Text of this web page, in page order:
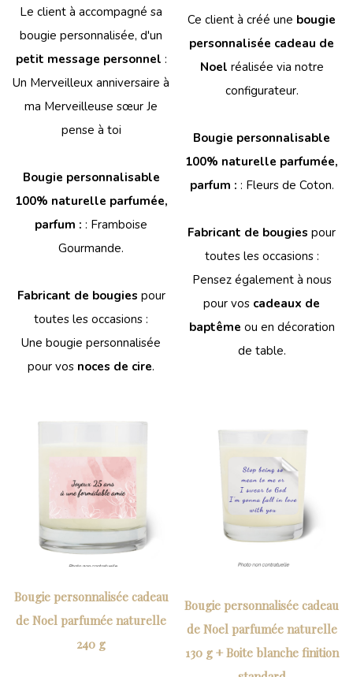
Le client à accompagné sa
bougie personnalisée, d'un
petit message personnel :
Un Merveilleux anniversaire à
ma Merveilleuse sœur Je
pense à toi
Bougie personnalisable
100% naturelle parfumée,
parfum :: Framboise
Gourmande.
Fabricant de bougies pour
toutes les occasions :
Une bougie personnalisée
pour vos noces de cire.
Ce client à créé une bougie
personnalisée cadeau de
Noel réalisée via notre
configurateur.
Bougie personnalisable
100% naturelle parfumée,
parfum : : Fleurs de Coton.
Fabricant de bougies pour
toutes les occasions :
Pensez également à nous
pour vos cadeaux de
baptême ou en décoration
de table.
Bougie personnalisée cadeau
de Noel parfumée naturelle
240 g
Bougie personnalisée cadeau
de Noel parfumée naturelle
130 g + Boite blanche finition